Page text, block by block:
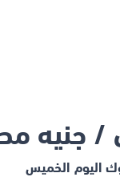
/ جنيه
اليوم الخميس